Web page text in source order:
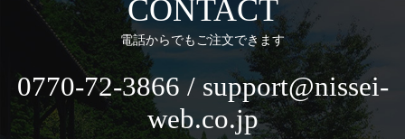
へ
CONTACT
電話からでもご注文できます
0770-72-3866 / support@nissei-
web.co.jp